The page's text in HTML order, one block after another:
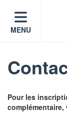
MENU
Pour les